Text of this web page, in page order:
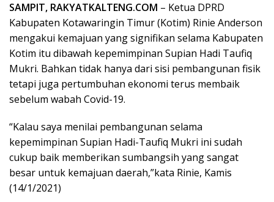
SAMPIT, RAKYATKALTENG.COM – Ketua DPRD
Kabupaten Kotawaringin Timur (Kotim) Rinie Anderson
mengakui kemajuan yang signifikan selama Kabupaten
Kotim itu dibawah kepemimpinan Supian Hadi Taufiq
Mukri. Bahkan tidak hanya dari sisi pembangunan fisik
tetapi juga pertumbuhan ekonomi terus membaik
sebelum wabah Covid-19.
“Kalau saya menilai pembangunan selama
kepemimpinan Supian Hadi-Taufiq Mukri ini sudah
cukup baik memberikan sumbangsih yang sangat
besar untuk kemajuan daerah,”kata Rinie, Kamis
(14/1/2021)